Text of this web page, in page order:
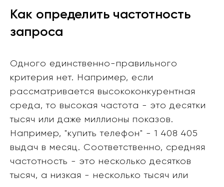
Как определить частотность
запроса
Одного единственно-правильного
критерия нет. Например, если
рассматривается высококонкурентная
среда, то высокая частота - это десятки
тысяч или даже миллионы показов.
Например, "купить телефон" - 1 408 405
выдач в месяц. Соответственно, средняя
частотность - это несколько десятков
тысяч, а низкая - несколько тысяч или